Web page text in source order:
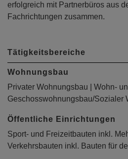
erfolgreich mit Partnerbüros aus
Fachrichtungen zusammen.
Tätigkeitsbereiche
Wohnungsbau
Privater Wohnungsbau | Wohn-
Geschosswohnungsbau/Sozialer
Öffentliche Einrichtungen
Sport- und Freizeitbauten inkl.
Verkehrsbauten inkl. Bauten für